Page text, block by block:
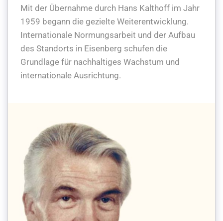
Mit der Übernahme durch Hans Kalthoff im Jahr
1959 begann die gezielte Weiterentwicklung.
Internationale Normungsarbeit und der Aufbau
des Standorts in Eisenberg schufen die
Grundlage für nachhaltiges Wachstum und
internationale Ausrichtung.